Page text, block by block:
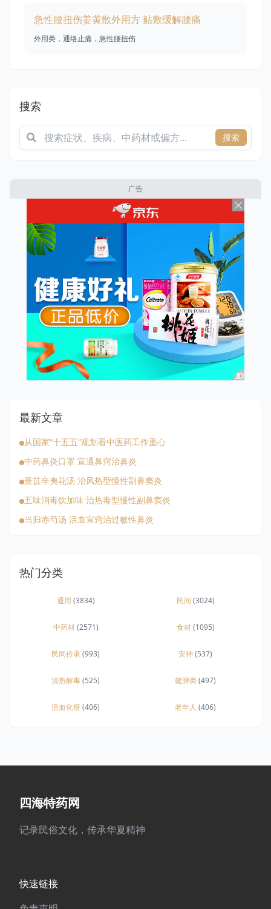
急性腰扭伤姜黄散外用方 贴敷缓解腰痛
外用类，通络止痛，急性腰扭伤
搜索
搜索
广告
最新文章
从国家“十五五”规划看中医药工作重心
中药鼻炎口罩 宣通鼻窍治鼻炎
薏苡辛夷花汤 治风热型慢性副鼻窦炎
五味消毒饮加味 治热毒型慢性副鼻窦炎
当归赤芍汤 活血宣窍治过敏性鼻炎
热门分类
通用 (3834) 民间 (3024)
中药材(2571) 食材(1095)
民间传承(993) 安神(537)
清热解毒(525) 健脾类(497)
活血化瘀(406) 老年人 (406)
四海特药网
记录民俗文化，传承华夏精神
快速链接